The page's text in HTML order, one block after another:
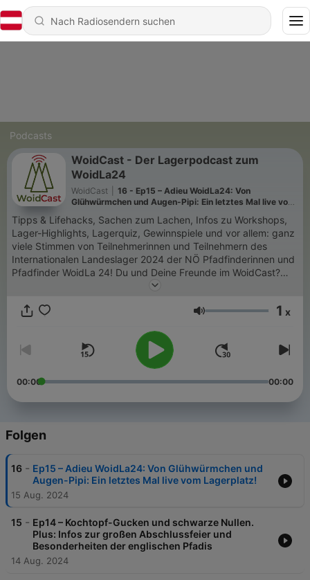
Podcasts
WoidCast - Der Lagerpodcast zum
WoidLa24
WoidCast
16 - Ep15 – Adieu WoidLa24: Von
Glühwürmchen und Augen-Pipi: Ein letztes Mal live vom
Tipps & Lifehacks, Sachen zum Lachen, Infos zu Workshops,
Lager-Highlights, Lagerquiz, Gewinnspiele und vor allem: ganz
viele Stimmen von Teilnehmerinnen und Teilnehmern des
Internationalen Landeslager 2024 der NÖ Pfadfinderinnen und
Pfadfinder WoidLa 24! Du und Deine Freunde im WoidCast?
Schick eine WhatsApp-Sprachnachricht ans Podcast-Team:
Erscheint vor dem Lager im Wochenrhythmus, während des
Facebook @Woidla24 und www.WoidLa24.at
Lautstärke 1 x
00:00 00:00
Folgen
16 - Ep15 – Adieu WoidLa24: Von Glühwürmchen und
Augen-Pipi: Ein letztes Mal live vom Lagerplatz!
15 Aug. 2024
15 - Ep14 – Kochtopf-Gucken und schwarze Nullen.
Plus: Infos zur großen Abschlussfeier und
Besonderheiten der englischen Pfadis
14 Aug. 2024